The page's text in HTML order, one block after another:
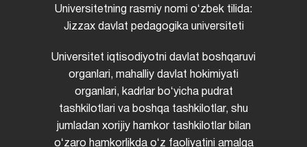
Universitetning rasmiy nomi oʻzbek tilida:
Jizzax davlat pedagogika universiteti
Universitet iqtisodiyotni davlat boshqaruvi
organlari, mahalliy davlat hokimiyati
organlari, kadrlar boʻyicha pudrat
tashkilotlari va boshqa tashkilotlar, shu
jumladan xorijiy hamkor tashkilotlar bilan
oʻzaro hamkorlikda oʻz faoliyatini amalga